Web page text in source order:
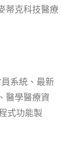
蒂克科技醫療
系統、最新
醫學醫療資
式功能製